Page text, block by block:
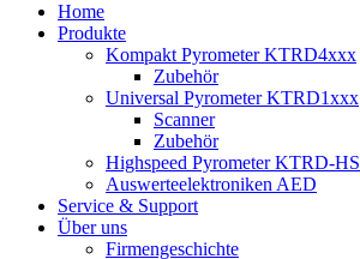
Home
Produkte
Kompakt Pyrometer KTRD4xxx
Zubehör
Universal Pyrometer KTRD1xxx
Scanner
Zubehör
Highspeed Pyrometer KTRD-HS
Auswerteelektroniken AED
Service & Support
Über uns
Firmengeschichte